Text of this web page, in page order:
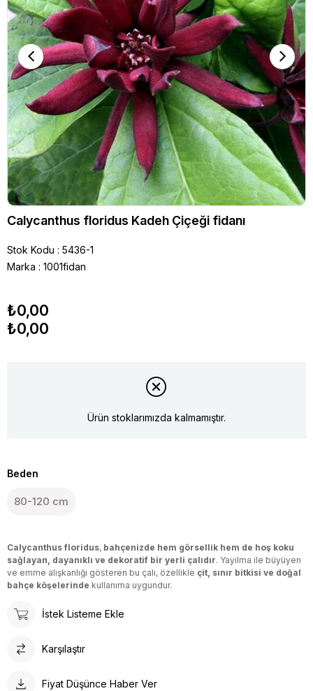
Calycanthus floridus Kadeh Çiçeği fidanı
Stok Kodu
5436-1
Marka : 1001fidan
₺0,00
₺0,00
Ürün stoklarımızda kalmamıştır.
Beden
80-120 cm
Calycanthus floridus, bahçenizde hem görsellik hem de hoş koku
sağlayan, dayanıklı ve dekoratif bir yerli çalıdır. Yayılma ile büyüyen
ve emme alışkanlığı gösteren bu çalı, özellikle çit, sınır bitkisi ve doğal
bahçe köşelerinde kullanıma uygundur.
İstek Listeme Ekle
Karşılaştır
Fiyat Düşünce Haber Ver